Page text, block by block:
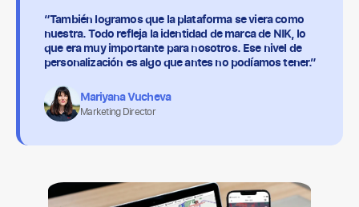
“También logramos que la plataforma se viera como
nuestra. Todo refleja la identidad de marca de NIK, lo
que era muy importante para nosotros. Ese nivel de
personalización es algo que antes no podíamos tener.”
Mariyana Vucheva
Marketing Director